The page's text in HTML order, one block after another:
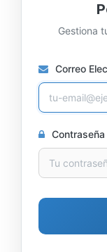
Gestiona
Correo
Contraseña